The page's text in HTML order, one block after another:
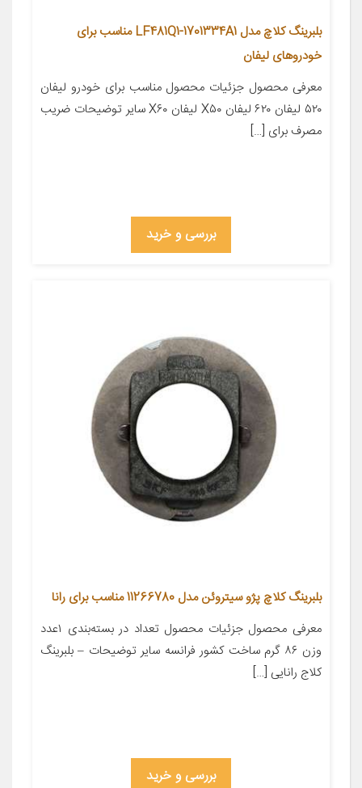
بلبرینگ کلاچ مدل LF481Q1-1701334A1 مناسب برای
خودروهای لیفان
معرفی محصول جزئیات محصول مناسب برای خودرو لیفان
۵۲۰ لیفان ۶۲۰ لیفان X۵۰ لیفان X۶۰ سایر توضیحات ضریب
مصرف برای […]
بررسی و خرید
بلبرینگ کلاچ پژو سیتروئن مدل 11266780 مناسب برای رانا
معرفی محصول جزئیات محصول تعداد در بسته‌بندی ۱عدد
وزن ۸۶ گرم ساخت کشور فرانسه سایر توضیحات – بلبرینگ
کلاج رانایی […]
بررسی و خرید